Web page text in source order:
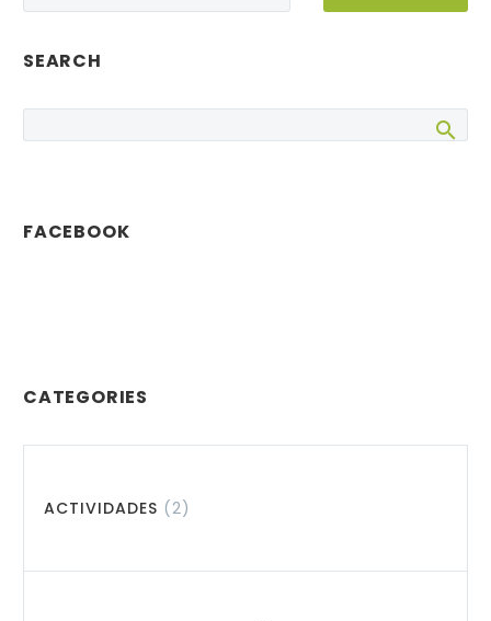
SEARCH
FACEBOOK
CATEGORIES
ACTIVIDADES (2)